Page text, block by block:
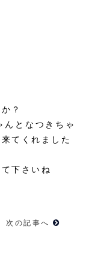
？
となつきちゃ
てくれました
下さいね
次の記事へ